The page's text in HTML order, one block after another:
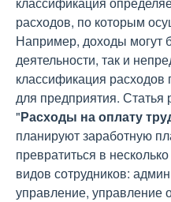
расходов, по которым
Например, доходы могут
деятельности, так и
классификация
для предприятия. Статья
"Расходы на оплату
планируют заработную
превратиться в
видов сотрудников:
управление, управление